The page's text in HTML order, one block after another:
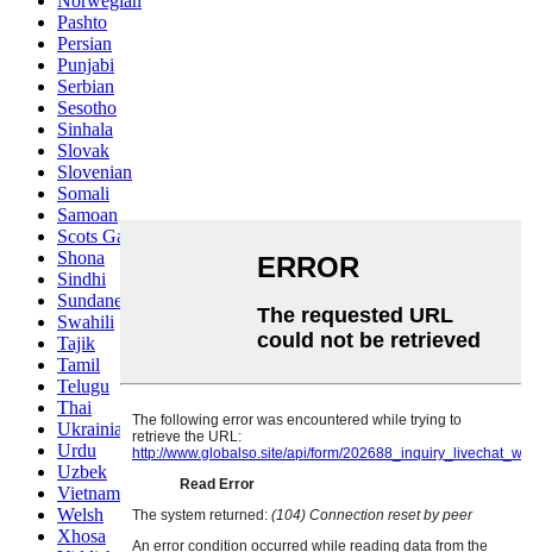
Pashto
Persian
Punjabi
Serbian
Sesotho
Sinhala
Slovak
Slovenian
Somali
Samoan
Scots Gaelic
Shona
Sindhi
Sundanese
Swahili
Tajik
Tamil
Telugu
Thai
Ukrainian
Urdu
Uzbek
Vietnamese
Welsh
Xhosa